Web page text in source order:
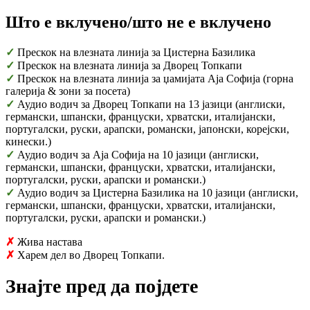
Што е вклучено/што не е вклучено
✓ Прескок на влезната линија за Цистерна Базилика
✓ Прескок на влезната линија за Дворец Топкапи
✓ Прескок на влезната линија за џамијата Аја Софија (горна
галерија & зони за посета)
✓ Аудио водич за Дворец Топкапи на 13 јазици (англиски,
германски, шпански, француски, хрватски, италијански,
португалски, руски, арапски, романски, јапонски, корејски,
кинески.)
✓ Аудио водич за Аја Софија на 10 јазици (англиски,
германски, шпански, француски, хрватски, италијански,
португалски, руски, арапски и романски.)
✓ Аудио водич за Цистерна Базилика на 10 јазици (англиски,
германски, шпански, француски, хрватски, италијански,
португалски, руски, арапски и романски.)
✗ Жива настава
✗ Харем дел во Дворец Топкапи.
Знајте пред да појдете